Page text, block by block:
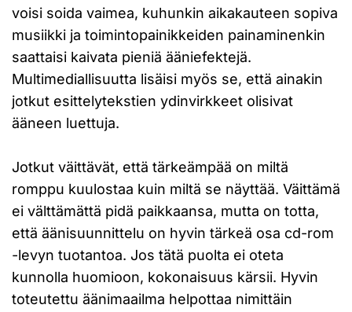
voisi soida vaimea, kuhunkin aikakauteen sopiva
musiikki ja toimintopainikkeiden painaminenkin
saattaisi kaivata pieniä ääniefektejä.
Multimediallisuutta lisäisi myös se, että ainakin
jotkut esittelytekstien ydinvirkkeet olisivat
ääneen luettuja.
Jotkut väittävät, että tärkeämpää on miltä
romppu kuulostaa kuin miltä se näyttää. Väittämä
ei välttämättä pidä paikkaansa, mutta on totta,
että äänisuunnittelu on hyvin tärkeä osa cd-rom
-levyn tuotantoa. Jos tätä puolta ei oteta
kunnolla huomioon, kokonaisuus kärsii. Hyvin
toteutettu äänimaailma helpottaa nimittäin